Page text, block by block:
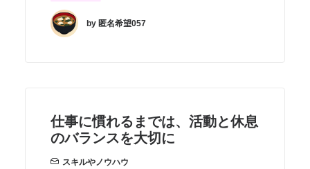
by 匿名希望057
仕事に慣れるまでは、活動と休息
のバランスを大切に
スキルやノウハウ